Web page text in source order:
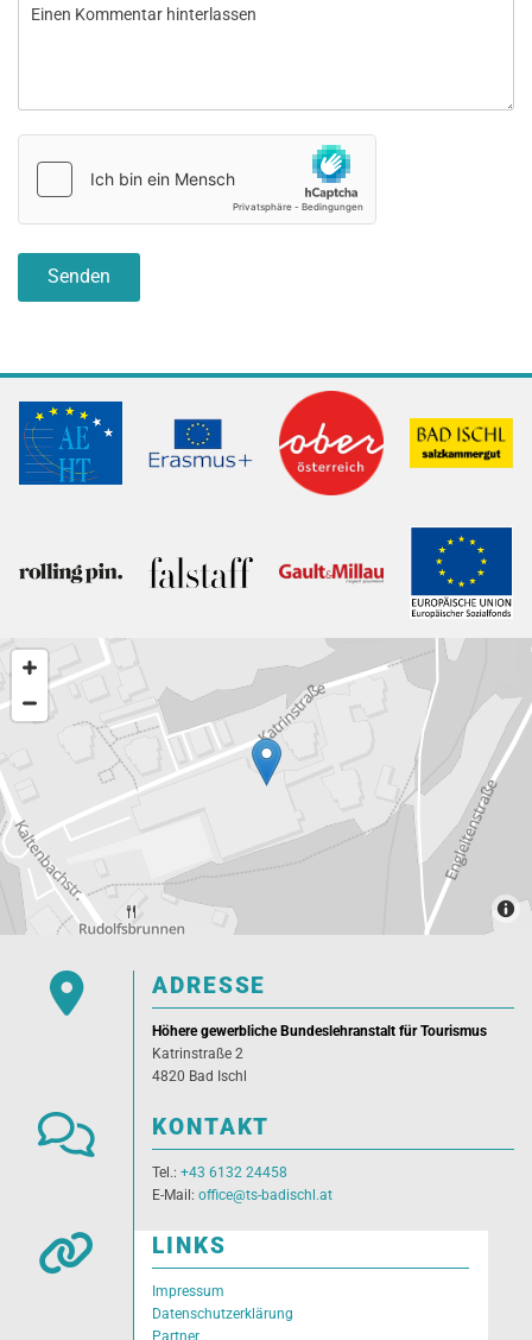
 ADRESSE
Höhere gewerbliche Bundeslehranstalt für Tourismus
Katrinstraße 2
4820 Bad Ischl
 KONTAKT
Tel.: +43 6132 24458
E-Mail: office@ts-badischl.at
 LINKS
Impressum
Datenschutzerklärung